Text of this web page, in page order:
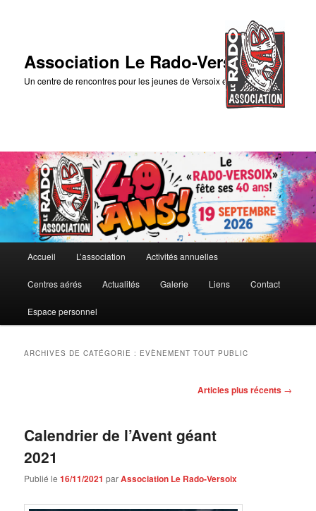
Association Le Rado-Versoix
Un centre de rencontres pour les jeunes de Versoix et des environs
principal
Aller
au
contenu
principal
Aller
au
contenu
secondaire
Accueil L’association Activités annuelles
Centres aérés Actualités Galerie Liens Contact
Espace personnel
ARCHIVES DE CATÉGORIE : EVÈNEMENT TOUT PUBLIC
Articles plus récents →
Calendrier de l’Avent géant
2021
Publié le16/11/2021 parAssociation Le Rado-Versoix